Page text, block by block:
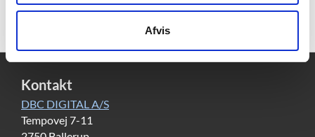
Afvis
Kontakt
DBC DIGITAL A/S
Tempovej 7-11